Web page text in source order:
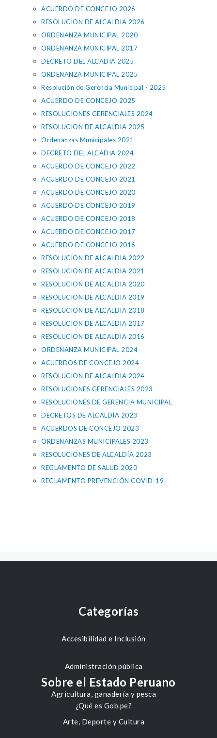
ACUERDO DE CONCEJO 2026
RESOLUCION DE ALCALDIA 2026
ORDENANZA MUNICIPAL 2020
ORDENANZA MUNICIPAL 2017
DECRETO DEL ALCADIA 2025
ORDENANZA MUNICIPAL 2025
Resolución de Gerencia Municipal - 2025
ACUERDO DE CONCEJO 2025
RESOLUCIONES GERENCIALES 2024
RESOLUCION DE ALCALDIA 2025
Ordenanzas Municipales 2021
DECRETO DEL ALCADIA 2024
ACUERDO DE CONCEJO 2022
ACUERDO DE CONCEJO 2021
ACUERDO DE CONCEJO 2020
ACUERDO DE CONCEJO 2019
ACUERDO DE CONCEJO 2018
ACUERDO DE CONCEJO 2017
ACUERDO DE CONCEJO 2016
RESOLUCION DE ALCALDIA 2022
RESOLUCION DE ALCALDIA 2021
RESOLUCION DE ALCALDIA 2020
RESOLUCION DE ALCALDIA 2019
RESOLUCION DE ALCALDIA 2018
RESOLUCION DE ALCALDIA 2017
RESOLUCION DE ALCALDIA 2016
ORDENANZA MUNICIPAL 2024
ACUERDOS DE CONCEJO 2024
RESOLUCION DE ALCALDIA 2024
RESOLUCIONES GERENCIALES 2023
RESOLUCIONES DE GERENCIA MUNICIPAL
DECRETOS DE ALCALDÍA 2023
ACUERDOS DE CONCEJO 2023
ORDENANZAS MUNICIPALES 2023
RESOLUCIONES DE ALCALDÍA 2023
REGLAMENTO DE SALUD 2020
REGLAMENTO PREVENCIÓN COVID-19
Categorías
Accesibilidad e Inclusión
Administración pública
Agricultura, ganadería y pesca
Arte, Deporte y Cultura
Sobre el Estado Peruano
¿Qué es Gob.pe?